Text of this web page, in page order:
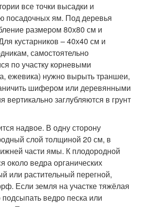
все точки высадки и
посадочных ям. Под деревья
размером 80х80 см и
кустарников – 40х40 см и
самостоятельно
по участку корневыми
ежевика) нужно вырыть траншеи,
шифером или деревянными
заглубляются в грунт
надвое. В одну сторону
слой толщиной 20 см, в
части ямы. К плодородной
около ведра органических
или растительный перегной,
Если земля на участке тяжёлая
ведро песка или